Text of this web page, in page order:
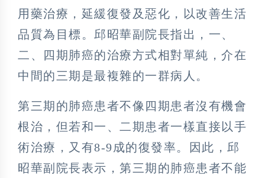
用藥治療，延緩復發及惡化，以改善生活
品質為目標。邱昭華副院長指出，一、
二、四期肺癌的治療方式相對單純，介在
中間的三期是最複雜的一群病人。
第三期的肺癌患者不像四期患者沒有機會
根治，但若和一、二期患者一樣直接以手
術治療，又有8-9成的復發率。因此，邱
昭華副院長表示，第三期的肺癌患者不能